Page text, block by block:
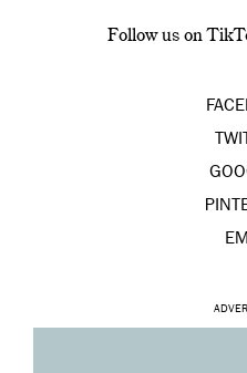
Follow us on